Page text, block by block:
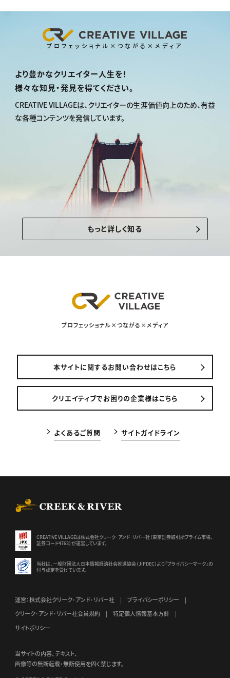
プロフェッショナル×つながる×メディア
より豊かなクリエイター人生を！
様々な知見・発見を得てください。
CREATIVE VILLAGEは、 クリエイターの生涯価値向上のため、有益
な各種コンテンツを発信しています。
もっと詳しく知る
プロフェッショナル×つながる×メディア
本サイトに関するお問い合わせはこちら
クリエイティブでお困りの企業様はこちら
よくあるご質問 サイトガイドライン
CREATIVE VILLAGEは株式会社クリーク･アンド･リバー社（東京証券取引所プライム市場、
証券コード4763）が運営しています。
当社は、一般財団法人日本情報経済社会推進協会（JIPDEC）より 「プライバシーマーク」の
付与認定を受けています。
運営：株式会社クリーク･アンド･リバー社
プライバシーポリシー
クリーク･アンド･リバー社会員規約
特定個人情報基本方針
サイトポリシー
当サイトの内容、テキスト、
画像等の無断転載・無断使用を固く禁じます。